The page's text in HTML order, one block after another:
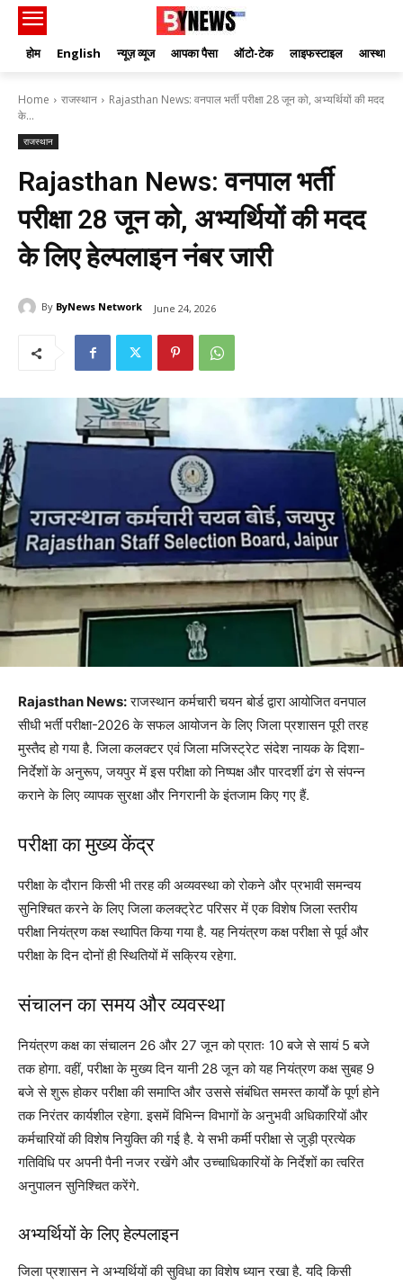
होम English न्यूज़ व्यूज आपका पैसा ऑटो-टेक लाइफस्टाइल आस्था
Home राजस्थान
Rajasthan News: वनपाल भर्ती परीक्षा 28 जून को, अभ्यर्थियों की मदद
के...
राजस्थान
Rajasthan News: वनपाल भर्ती
परीक्षा 28 जून को, अभ्यर्थियों की मदद
के लिए हेल्पलाइन नंबर जारी
By ByNews Network June 24, 2026
Rajasthan News:राजस्थान कर्मचारी चयन बोर्ड द्वारा आयोजित वनपाल
सीधी भर्ती परीक्षा-2026 के सफल आयोजन के लिए जिला प्रशासन पूरी तरह
मुस्तैद हो गया है. जिला कलक्टर एवं जिला मजिस्ट्रेट संदेश नायक के दिशा-
निर्देशों के अनुरूप, जयपुर में इस परीक्षा को निष्पक्ष और पारदर्शी ढंग से संपन्न
कराने के लिए व्यापक सुरक्षा और निगरानी के इंतजाम किए गए हैं.
परीक्षा का मुख्य केंद्र
परीक्षा के दौरान किसी भी तरह की अव्यवस्था को रोकने और प्रभावी समन्वय
सुनिश्चित करने के लिए जिला कलक्ट्रेट परिसर में एक विशेष जिला स्तरीय
परीक्षा नियंत्रण कक्ष स्थापित किया गया है. यह नियंत्रण कक्ष परीक्षा से पूर्व और
परीक्षा के दिन दोनों ही स्थितियों में सक्रिय रहेगा.
संचालन का समय और व्यवस्था
नियंत्रण कक्ष का संचालन 26 और 27 जून को प्रातः 10 बजे से सायं 5 बजे
तक होगा. वहीं, परीक्षा के मुख्य दिन यानी 28 जून को यह नियंत्रण कक्ष सुबह 9
बजे से शुरू होकर परीक्षा की समाप्ति और उससे संबंधित समस्त कार्यों के पूर्ण होने
तक निरंतर कार्यशील रहेगा. इसमें विभिन्न विभागों के अनुभवी अधिकारियों और
कर्मचारियों की विशेष नियुक्ति की गई है. ये सभी कर्मी परीक्षा से जुड़ी प्रत्येक
गतिविधि पर अपनी पैनी नजर रखेंगे और उच्चाधिकारियों के निर्देशों का त्वरित
अनुपालन सुनिश्चित करेंगे.
अभ्यर्थियों के लिए हेल्पलाइन
जिला प्रशासन ने अभ्यर्थियों की सुविधा का विशेष ध्यान रखा है. यदि किसी